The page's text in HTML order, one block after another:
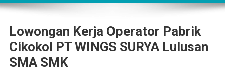
Lowongan Kerja Operator Pabrik
Cikokol PT WINGS SURYA Lulusan
SMA SMK